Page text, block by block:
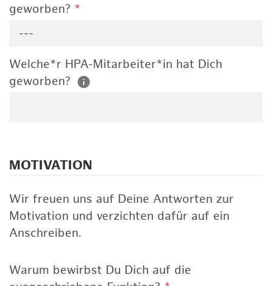
geworben? *
---
Welche*r HPA-Mitarbeiter*in hat Dich
geworben?
MOTIVATION
Wir freuen uns auf Deine Antworten zur
Motivation und verzichten dafür auf ein
Anschreiben.
Warum bewirbst Du Dich auf die